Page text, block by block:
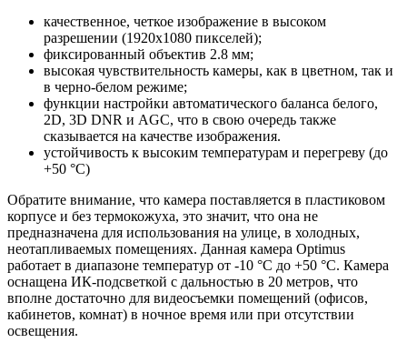
качественное, четкое изображение в высоком
разрешении (1920х1080 пикселей);
фиксированный объектив 2.8 мм;
высокая чувствительность камеры, как в цветном, так и
в черно-белом режиме;
функции настройки автоматического баланса белого,
2D, 3D DNR и AGC, что в свою очередь также
сказывается на качестве изображения.
устойчивость к высоким температурам и перегреву (до
+50 °С)
Обратите внимание, что камера поставляется в пластиковом
корпусе и без термокожуха, это значит, что она не
предназначена для использования на улице, в холодных,
неотапливаемых помещениях. Данная камера Optimus
работает в диапазоне температур от -10 °С до +50 °С. Камера
оснащена ИК-подсветкой с дальностью в 20 метров, что
вполне достаточно для видеосъемки помещений (офисов,
кабинетов, комнат) в ночное время или при отсутствии
освещения.